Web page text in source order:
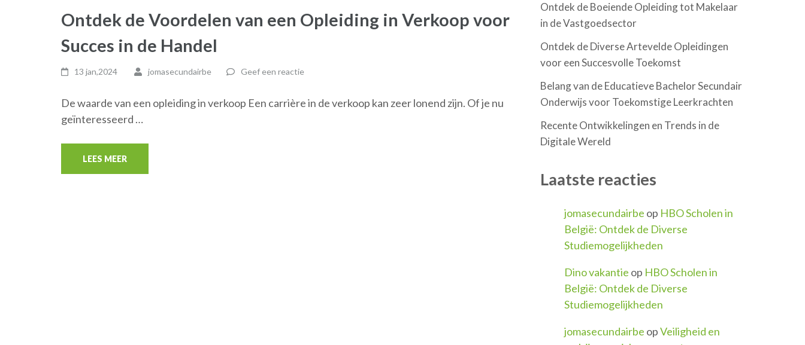
Ontdek de Voordelen van een Opleiding in Verkoop voor
Succes in de Handel
13 jan,2024 jomasecundairbe Geef een reactie
De waarde van een opleiding in verkoop Een carrière in de verkoop kan zeer lonend zijn. Of je nu
geïnteresseerd …
LEES MEER
Ontdek de Boeiende Opleiding tot Makelaar
in de Vastgoedsector
Ontdek de Diverse Artevelde Opleidingen
voor een Succesvolle Toekomst
Belang van de Educatieve Bachelor Secundair
Onderwijs voor Toekomstige Leerkrachten
Recente Ontwikkelingen en Trends in de
Digitale Wereld
Laatste reacties
jomasecundairbe op HBO Scholen in
België: Ontdek de Diverse
Studiemogelijkheden
Dino vakantie op HBO Scholen in
België: Ontdek de Diverse
Studiemogelijkheden
jomasecundairbe opVeiligheid en